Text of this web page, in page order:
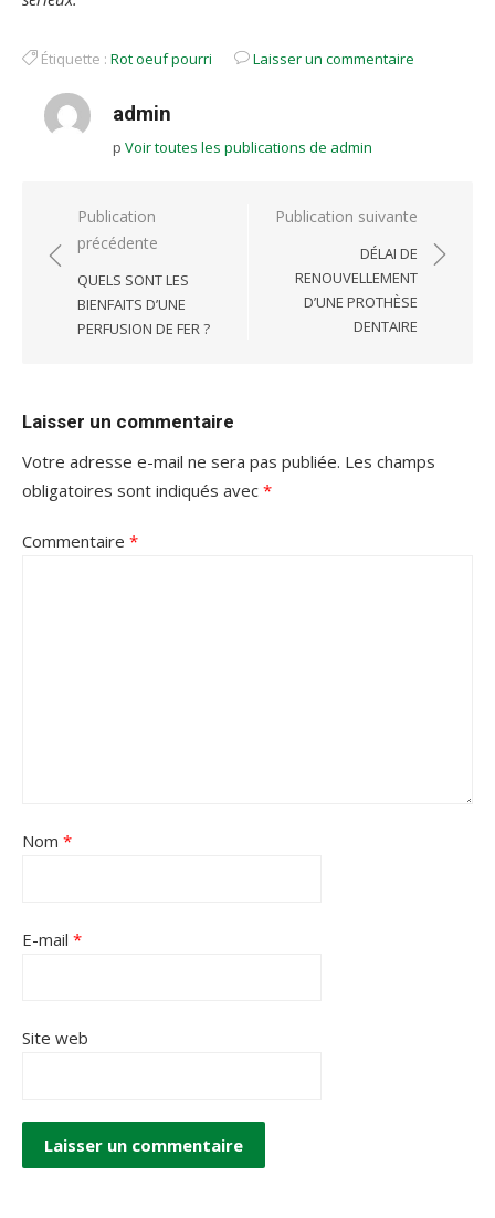
Étiquette : Rot oeuf pourri Laisser un commentaire
admin
p Voir toutes les publications de admin
Navigation
de
l’article
Publication
précédente
QUELS SONT LES
BIENFAITS D’UNE
PERFUSION DE FER ?
Publication suivante
DÉLAI DE
RENOUVELLEMENT
D’UNE PROTHÈSE
DENTAIRE
Laisser un commentaire
Votre adresse e-mail ne sera pas publiée. Les champs
obligatoires sont indiqués avec *
Commentaire *
Nom *
E-mail *
Site web